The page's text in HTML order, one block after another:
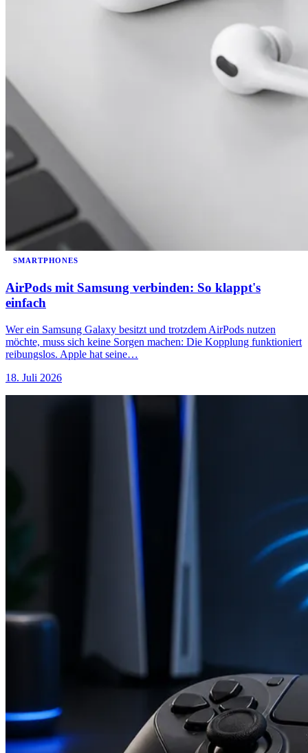
SMARTPHONES
AirPods mit Samsung verbinden: So klappt's
einfach
Wer ein Samsung Galaxy besitzt und trotzdem AirPods nutzen
möchte, muss sich keine Sorgen machen: Die Kopplung funktioniert
reibungslos. Apple hat seine…
18. Juli 2026